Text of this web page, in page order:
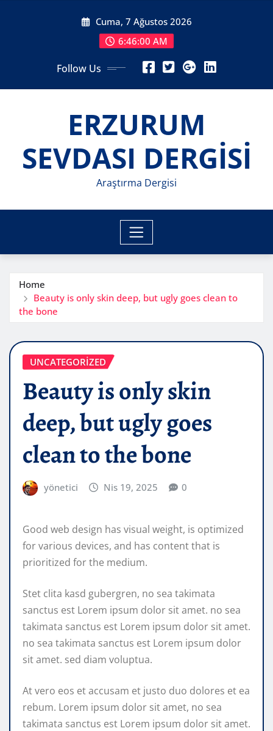
Cuma, 7 Ağustos 2026
6:46:01 AM
Follow Us
ERZURUM
SEVDASI DERGİSİ
Araştırma Dergisi
Home
Beauty is only skin deep, but ugly goes clean to
the bone
UNCATEGORIZED
Beauty is only skin
deep, but ugly goes
clean to the bone
yönetici Nis 19, 2025 0
Good web design has visual weight, is optimized
for various devices, and has content that is
prioritized for the medium.
Stet clita kasd gubergren, no sea takimata
sanctus est Lorem ipsum dolor sit amet. no sea
takimata sanctus est Lorem ipsum dolor sit amet.
no sea takimata sanctus est Lorem ipsum dolor
sit amet. sed diam voluptua.
At vero eos et accusam et justo duo dolores et ea
rebum. Lorem ipsum dolor sit amet, no sea
takimata sanctus est Lorem ipsum dolor sit amet.